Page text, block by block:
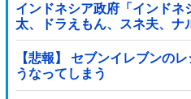
インドネシア政府「インドネ
太、ドラえもん、スネ夫、ナ
ます」
【悲報】 セブンイレブンの
うなってしまう